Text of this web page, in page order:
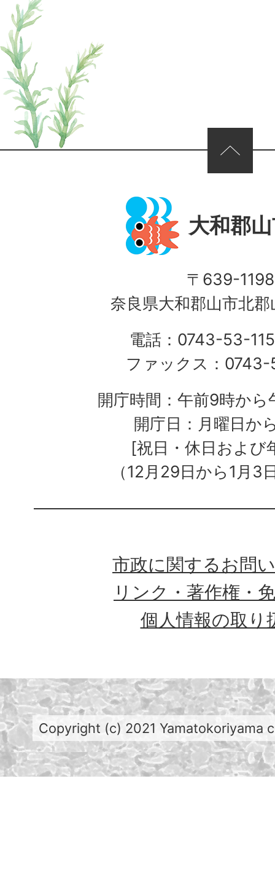
ページの先頭へ
大和郡
〒639-1198
奈良県大和郡山市北
電話：0743-53-
ファックス：
開庁時間：午前9時か
開庁日：月曜日か
[祝日・休日および
（12月29日から1月3
市政に関するお問
リンク・著作権・
個人情報の取り
Copyright (c) 2021 Yamatokoriyama